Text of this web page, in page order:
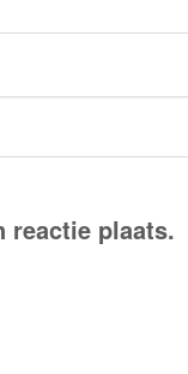
reactie plaats.